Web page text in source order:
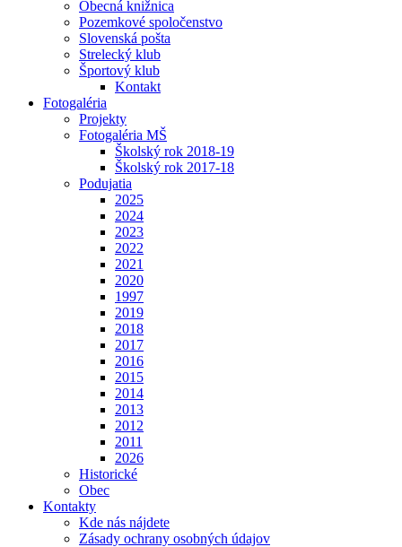
Obecná knižnica
Pozemkové spoločenstvo
Slovenská pošta
Strelecký klub
Športový klub
Kontakt
Fotogaléria
Projekty
Fotogaléria MŠ
Školský rok 2018-19
Školský rok 2017-18
Podujatia
2025
2024
2023
2022
2021
2020
1997
2019
2018
2017
2016
2015
2014
2013
2012
2011
2026
Historické
Obec
Kontakty
Kde nás nájdete
Zásady ochrany osobných údajov